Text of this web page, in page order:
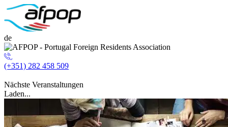
de
(+351) 282 458 509
Nächste Veranstaltungen
Laden...